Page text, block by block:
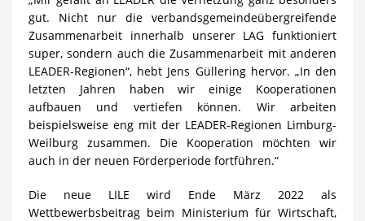
gut. Nicht nur die verbandsgemeindeübergreifende
Zusammenarbeit innerhalb unserer LAG funktioniert
super, sondern auch die Zusammenarbeit mit anderen
LEADER-Regionen“, hebt Jens Güllering hervor. „In den
letzten Jahren haben wir einige Kooperationen
aufbauen und vertiefen können. Wir arbeiten
beispielsweise eng mit der LEADER-Regionen Limburg-
Weilburg zusammen. Die Kooperation möchten wir
auch in der neuen Förderperiode fortführen.“
Die neue LILE wird Ende März 2022 als
Wettbewerbsbeitrag beim Ministerium für Wirtschaft,